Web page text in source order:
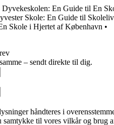
Dyvekeskolen: En Guide til En
Skole: En Guide til
Skole i Hjertet af København •
– sendt direkte til dig.
håndteres i
til vores vilkår og brug